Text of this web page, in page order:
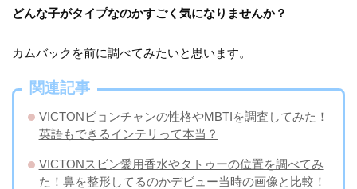
どんな子がタイプなのかすごく気になりませんか？
カムバックを前に調べてみたいと思います。
関連記事
VICTONビョンチャンの性格やMBTIを調査してみた！
英語もできるインテリって本当？
VICTONスビン愛用香水やタトゥーの位置を調べてみ
た！鼻を整形してるのかデビュー当時の画像と比較！